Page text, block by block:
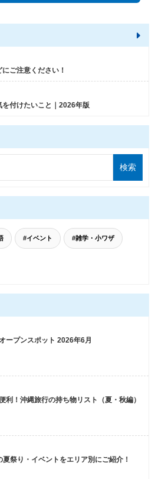
ご注意ください！
付けたいこと｜2026年版
#イベント #雑学・小ワザ
ープンスポット 2026年6月
利！沖縄旅行の持ち物リスト（夏・秋編）
祭り・イベントをエリア別にご紹介！